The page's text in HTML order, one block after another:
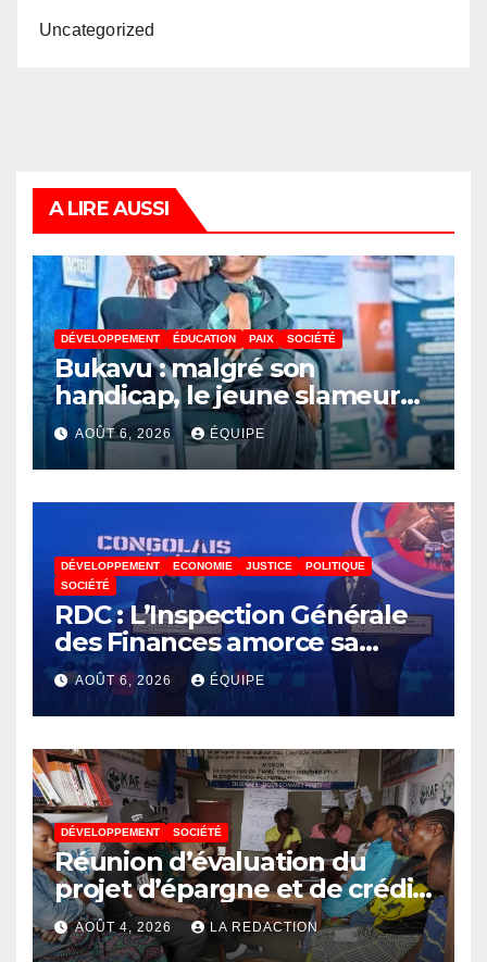
Uncategorized
A LIRE AUSSI
DÉVELOPPEMENT ÉDUCATION PAIX SOCIÉTÉ
Bukavu : malgré son
handicap, le jeune slameur
Akonkwa Kenyata Bernard
lance un appel à la solidarité
pour poursuivre ses études
AOÛT 6, 2026 ÉQUIPE
DÉVELOPPEMENT ECONOMIE JUSTICE
POLITIQUE
SOCIÉTÉ
RDC : L’Inspection Générale
des Finances amorce sa
révolution numérique pour
un contrôle permanent des
finances publiques
AOÛT 6, 2026 ÉQUIPE
DÉVELOPPEMENT SOCIÉTÉ
Réunion d’évaluation du
projet d’épargne et de crédit
de JIRANI MSAADA Asbl : des
résultats encourageants et
AOÛT 4, 2026 LA REDACTION